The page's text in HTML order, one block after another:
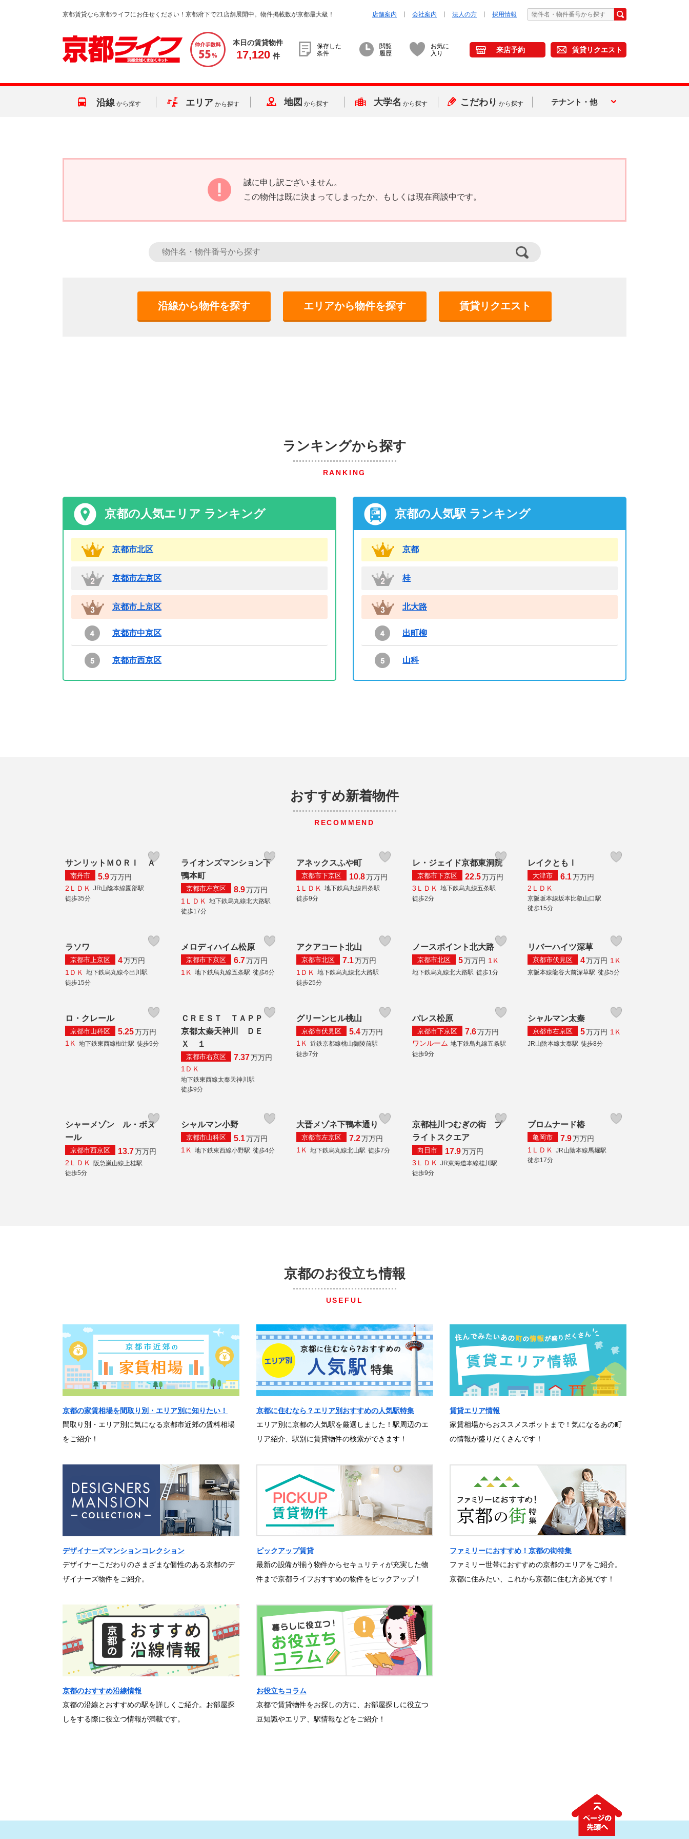
京都賃貸なら京都ライフにお任せください！京都府下で21店舗展開中。物件掲載数が京都最大級！ 店舗案内 会社案内 法人の方 採用情報
本日の賃貸物件
17,120 件
保存した
条件
閲覧
履歴
お気に
入り
来店予約 賃貸リクエスト
沿線 から探す エリア から探す 地図 から探す 大学名 から探す こだわり から探す テナント・他
誠に申し訳ございません。
この物件は既に決まってしまったか、もしくは現在商談中です。
沿線から物件を探す エリアから物件を探す 賃貸リクエスト
ランキングから探す
RANKING
京都の人気エリア ランキング
京都市北区
京都市左京区
京都市上京区
京都市中京区
京都市西京区
京都の人気駅 ランキング
京都
桂
北大路
出町柳
山科
おすすめ新着物件
RECOMMEND
サンリットＭＯＲＩ Ａ
南丹市 5.9万万円
2ＬＤＫ
JR山陰本線園部駅
徒歩35分
ライオンズマンション下
鴨本町
京都市左京区 8.9万万円
1ＬＤＫ
地下鉄烏丸線北大路駅
徒歩17分
アネックスふや町
京都市下京区 10.8万万円
1ＬＤＫ
地下鉄烏丸線四条駅
徒歩9分
レ・ジェイド京都東洞院
京都市下京区 22.5万万円
3ＬＤＫ
地下鉄烏丸線五条駅
徒歩2分
レイクともⅠ
大津市 6.1万万円
2ＬＤＫ
京阪坂本線坂本比叡山口駅
徒歩15分
ラソワ
京都市上京区 4万万円
1ＤＫ
地下鉄烏丸線今出川駅
徒歩15分
メロディハイム松原
京都市下京区 6.7万万円
1Ｋ
地下鉄烏丸線五条駅 徒歩6分
アクアコート北山
京都市北区 7.1万万円
1ＤＫ
地下鉄烏丸線北大路駅
徒歩25分
ノースポイント北大路
京都市北区 5万万円 1Ｋ
地下鉄烏丸線北大路駅 徒歩1分
リバーハイツ深草
京都市伏見区 4万万円 1Ｋ
京阪本線龍谷大前深草駅 徒歩5分
ロ・クレール
京都市山科区 5.25万万円
1Ｋ 地下鉄東西線椥辻駅 徒歩9分
ＣＲＥＳＴ ＴＡＰＰ
京都太秦天神川 ＤＥ
Ｘ １
京都市右京区 7.37万万円
1ＤＫ
地下鉄東西線太秦天神川駅
徒歩9分
グリーンヒル桃山
京都市伏見区 5.4万万円
1Ｋ 近鉄京都線桃山御陵前駅
徒歩7分
パレス松原
京都市下京区 7.6万万円
ワンルーム 地下鉄烏丸線五条駅
徒歩9分
シャルマン太秦
京都市右京区 5万万円 1Ｋ
JR山陰本線太秦駅 徒歩8分
シャーメゾン ル・ボヌ
ール
京都市西京区 13.7万万円
2ＬＤＫ
阪急嵐山線上桂駅
徒歩5分
シャルマン小野
京都市山科区 5.1万万円
1Ｋ
地下鉄東西線小野駅 徒歩4分
大晋メゾネ下鴨本通り
京都市左京区 7.2万万円
1Ｋ
地下鉄烏丸線北山駅 徒歩7分
京都桂川つむぎの街 ブ
ライトスクエア
向日市 17.9万万円
3ＬＤＫ
JR東海道本線桂川駅
徒歩9分
プロムナード椿
亀岡市 7.9万万円
1ＬＤＫ
JR山陰本線馬堀駅
徒歩17分
京都のお役立ち情報
USEFUL
京都の家賃相場を間取り別・エリア別に知りたい！
間取り別・エリア別に気になる京都市近郊の賃料相場
をご紹介！
京都に住むなら？エリア別おすすめの人気駅特集
エリア別に京都の人気駅を厳選しました！駅周辺のエ
リア紹介、駅別に賃貸物件の検索ができます！
賃貸エリア情報
家賃相場からおススメスポットまで！気になるあの町
の情報が盛りだくさんです！
デザイナーズマンションコレクション
デザイナーこだわりのさまざまな個性のある京都のデ
ザイナーズ物件をご紹介。
ピックアップ賃貸
最新の設備が揃う物件からセキュリティが充実した物
件まで京都ライフおすすめの物件をピックアップ！
ファミリーにおすすめ！京都の街特集
ファミリー世帯におすすめの京都のエリアをご紹介。
京都に住みたい、これから京都に住む方必見です！
京都のおすすめ沿線情報
京都の沿線とおすすめの駅を詳しくご紹介。お部屋探
しをする際に役立つ情報が満載です。
お役立ちコラム
京都で賃貸物件をお探しの方に、お部屋探しに役立つ
豆知識やエリア、駅情報などをご紹介！